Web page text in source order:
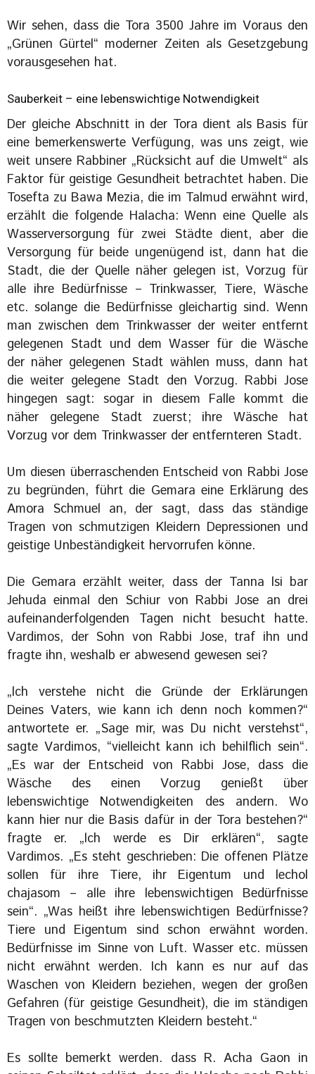
Wir sehen, dass die Tora 3500 Jahre im Voraus den
„Grünen Gürtel“ moderner Zeiten als Gesetzgebung
vorausgesehen hat.
Sauberkeit – eine lebenswichtige Notwendigkeit
Der gleiche Abschnitt in der Tora dient als Basis für
eine bemerkenswerte Verfügung, was uns zeigt, wie
weit unsere Rabbiner „Rücksicht auf die Umwelt“ als
Faktor für geistige Gesundheit betrachtet haben. Die
Tosefta zu Bawa Mezia, die im Talmud erwähnt wird,
erzählt die folgende Halacha: Wenn eine Quelle als
Wasserversorgung für zwei Städte dient, aber die
Versorgung für beide ungenügend ist, dann hat die
Stadt, die der Quelle näher gelegen ist, Vorzug für
alle ihre Bedürfnisse – Trinkwasser, Tiere, Wäsche
etc. solange die Bedürfnisse gleichartig sind. Wenn
man zwischen dem Trinkwasser der weiter entfernt
gelegenen Stadt und dem Wasser für die Wäsche
der näher gelegenen Stadt wählen muss, dann hat
die weiter gelegene Stadt den Vorzug. Rabbi Jose
hingegen sagt: sogar in diesem Falle kommt die
näher gelegene Stadt zuerst; ihre Wäsche hat
Vorzug vor dem Trinkwasser der entfernteren Stadt.
Um diesen überraschenden Entscheid von Rabbi Jose
zu begründen, führt die Gemara eine Erklärung des
Amora Schmuel an, der sagt, dass das ständige
Tragen von schmutzigen Kleidern Depressionen und
geistige Unbeständigkeit hervorrufen könne.
Die Gemara erzählt weiter, dass der Tanna lsi bar
Jehuda einmal den Schiur von Rabbi Jose an drei
aufeinanderfolgenden Tagen nicht besucht hatte.
Vardimos, der Sohn von Rabbi Jose, traf ihn und
fragte ihn, weshalb er abwesend gewesen sei?
„lch verstehe nicht die Gründe der Erklärungen
Deines Vaters, wie kann ich denn noch kommen?“
antwortete er. „Sage mir, was Du nicht verstehst“,
sagte Vardimos, “vielleicht kann ich behilflich sein“.
„Es war der Entscheid von Rabbi Jose, dass die
Wäsche des einen Vorzug genießt über
lebenswichtige Notwendigkeiten des andern. Wo
kann hier nur die Basis dafür in der Tora bestehen?“
fragte er. „lch werde es Dir erklären“, sagte
Vardimos. „Es steht geschrieben: Die offenen Plätze
sollen für ihre Tiere, ihr Eigentum und lechol
chajasom – alle ihre lebenswichtigen Bedürfnisse
sein“. „Was heißt ihre lebenswichtigen Bedürfnisse?
Tiere und Eigentum sind schon erwähnt worden.
Bedürfnisse im Sinne von Luft. Wasser etc. müssen
nicht erwähnt werden. Ich kann es nur auf das
Waschen von Kleidern beziehen, wegen der großen
Gefahren (für geistige Gesundheit), die im ständigen
Tragen von beschmutzten Kleidern besteht.“
Es sollte bemerkt werden. dass R. Acha Gaon in